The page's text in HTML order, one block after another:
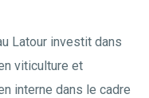
Latour investit dans
viticulture et
interne dans le cadre